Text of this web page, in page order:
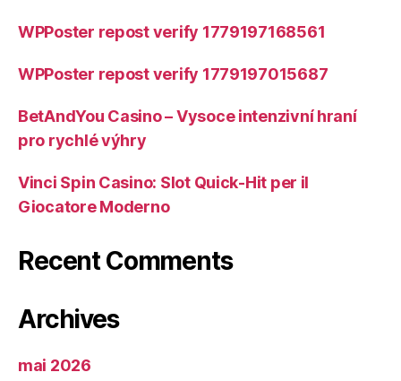
WPPoster repost verify 1779197168561
WPPoster repost verify 1779197015687
BetAndYou Casino – Vysoce intenzivní hraní
pro rychlé výhry
Vinci Spin Casino: Slot Quick‑Hit per il
Giocatore Moderno
Recent Comments
Archives
mai 2026